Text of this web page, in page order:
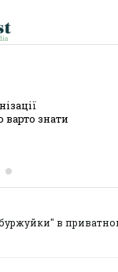
знати
в